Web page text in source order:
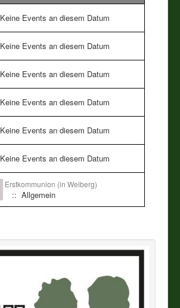
Keine Events an diesem Datum
Keine Events an diesem Datum
Keine Events an diesem Datum
Keine Events an diesem Datum
Keine Events an diesem Datum
Keine Events an diesem Datum
Erstkommunion (in Weiberg)
:: Allgemein